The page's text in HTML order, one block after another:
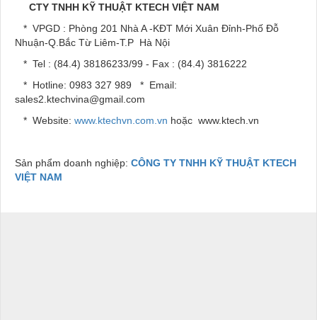
CTY TNHH KỸ THUẬT KTECH VIỆT NAM
* VPGD : Phòng 201 Nhà A -KĐT Mới Xuân Đỉnh-Phố Đỗ
Nhuận-Q.Bắc Từ Liêm-T.P Hà Nội
* Tel : (84.4) 38186233/99 - Fax : (84.4) 3816222
* Hotline: 0983 327 989 * Email:
sales2.ktechvina@gmail.com
* Website: www.ktechvn.com.vn hoặc www.ktech.vn
Sản phẩm doanh nghiệp: CÔNG TY TNHH KỸ THUẬT KTECH
VIỆT NAM